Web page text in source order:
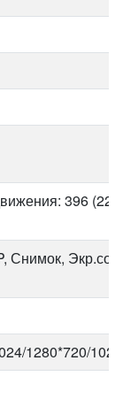
396 (22
Снимок,
1280*720/